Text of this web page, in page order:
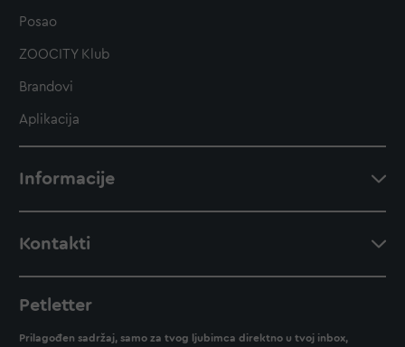
Posao
ZOOCITY Klub
Brandovi
Aplikacija
Informacije
Kontakti
Petletter
Prilagođen sadržaj, samo za tvog ljubimca direktno u tvoj inbox,